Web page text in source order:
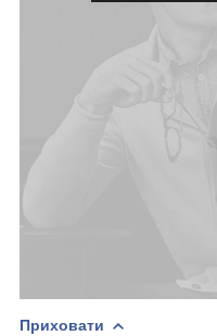
Приховати